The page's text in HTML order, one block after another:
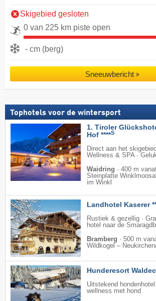
Skigebied gesloten
0 van 225 km piste open
- cm (berg)
Sneeuwbericht
Tophotels voor de wintersport
1. Tiroler
Hof ****S
Direct aan het
Wellness & SPA ·
Waidring · 400 m
Steinplatte
im Winkl
Landhotel Kaserer
Rustiek & gezellig ·
hotel naar de
Bramberg · 500 m
Wildkogel –
Hunderesort
Uitstekend
wellness met hond